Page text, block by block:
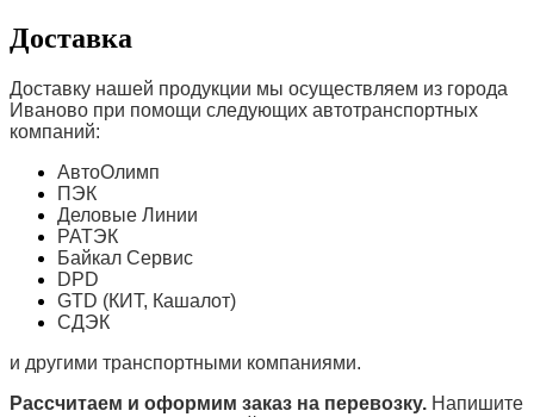
Доставка
Доставку нашей продукции мы осуществляем из города
Иваново при помощи следующих автотранспортных
компаний:
АвтоОлимп
ПЭК
Деловые Линии
РАТЭК
Байкал Сервис
DPD
GTD (КИТ, Кашалот)
СДЭК
и другими транспортными компаниями.
Рассчитаем и оформим заказ на перевозку. Напишите